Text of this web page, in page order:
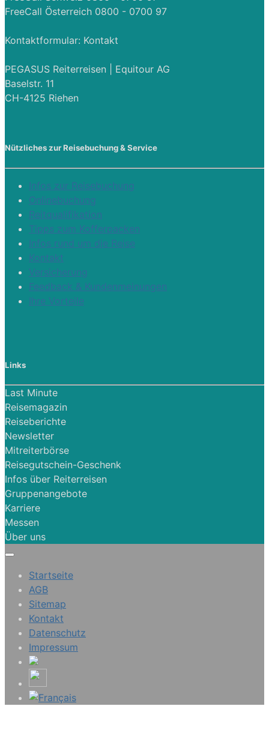
FreeCall Österreich 0800 - 0700 97
Kontaktformular: Kontakt
PEGASUS Reiterreisen | Equitour AG
Baselstr. 11
CH-4125 Riehen
Nützliches zur Reisebuchung & Service
Infos zur Reisebuchung
Onlinebuchung
Reitqualifikation
Tipps zum Kofferpacken
Infos rund um die Reise
Kontakt
Versicherung
Feedback & Kundenmeinungen
Ihre Vorteile
Links
Last Minute
Reisemagazin
Reiseberichte
Newsletter
Mitreiterbörse
Reisegutschein-Geschenk
Infos über Reiterreisen
Gruppenangebote
Karriere
Messen
Über uns
Startseite
AGB
Sitemap
Kontakt
Datenschutz
Impressum